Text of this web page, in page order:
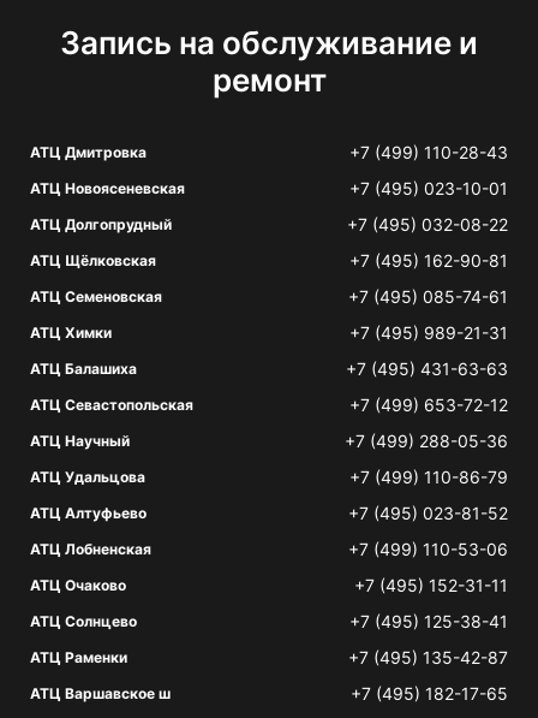
Запись на обслуживание и
ремонт
АТЦ Дмитровка +7 (499) 110-28-43
АТЦ Новоясеневская +7 (495) 023-10-01
АТЦ Долгопрудный +7 (495) 032-08-22
АТЦ Щёлковская +7 (495) 162-90-81
АТЦ Семеновская +7 (495) 085-74-61
АТЦ Химки +7 (495) 989-21-31
АТЦ Балашиха +7 (495) 431-63-63
АТЦ Севастопольская +7 (499) 653-72-12
АТЦ Научный +7 (499) 288-05-36
АТЦ Удальцова +7 (499) 110-86-79
АТЦ Алтуфьево +7 (495) 023-81-52
АТЦ Лобненская +7 (499) 110-53-06
АТЦ Очаково +7 (495) 152-31-11
АТЦ Солнцево +7 (495) 125-38-41
АТЦ Раменки +7 (495) 135-42-87
АТЦ Варшавское ш +7 (495) 182-17-65